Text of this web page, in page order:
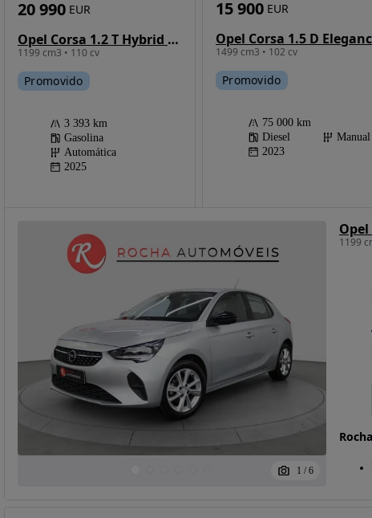
Possibilidade de
Opel Corsa 1.2 T Hybrid GS eDCT
1199 cm3 • 110 cv
20 990 EUR
Promovido
3 393 km
Gasolina
Automática
2025
Opel Corsa 1.5 D
1499 cm3 • 102 cv
15 900 EUR
Promovido
75 000 km
Diesel
Manual
2023
1 / 6
1199